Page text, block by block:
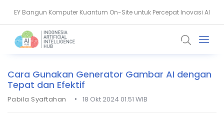
Aiven Dorong Sovereign AI untuk Perkuat Layanan Kesehatan RI
Cara Gunakan Generator Gambar AI dengan
Tepat dan Efektif
Pabila Syaftahan • 18 Okt 2024 01.51 WIB